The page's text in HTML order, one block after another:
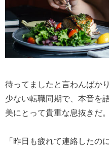
待ってましたと言わんばか
少ない転職同期で、本音を
美にとって貴重な息抜きだ。
「昨日も疲れて連絡したの